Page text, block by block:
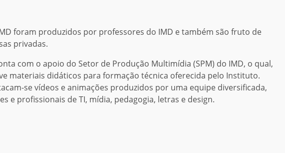
foram produzidos por professores do IMD e também são fruto de
privadas.
com o apoio do Setor de Produção Multimídia (SPM) do IMD, o qual,
materiais didáticos para formação técnica oferecida pelo Instituto.
se vídeos e animações produzidos por uma equipe diversificada,
e profissionais de TI, mídia, pedagogia, letras e design.